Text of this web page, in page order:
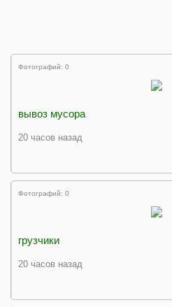
Фотографий: 0
вывоз мусора
20 часов назад
Фотографий: 0
грузчики
20 часов назад